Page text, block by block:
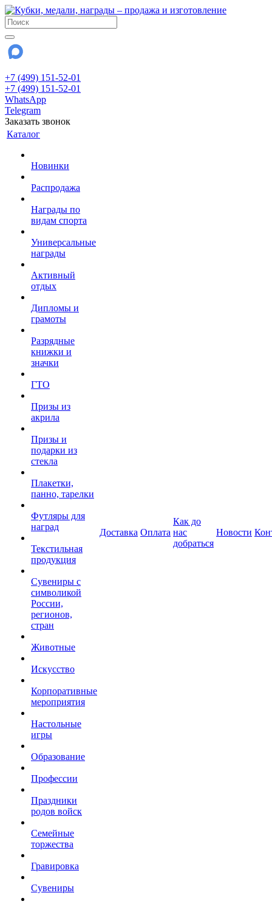
+7 (499) 151-52-01
+7 (499) 151-52-01
WhatsApp
Telegram
Заказать звонок
Каталог
Новинки
Распродажа
Награды по
видам спорта
Универсальные
награды
Активный
отдых
Дипломы и
грамоты
Разрядные
книжки и
значки
ГТО
Призы из
акрила
Призы и
подарки из
стекла
Плакетки,
панно, тарелки
Футляры для
наград
Текстильная
продукция
Сувениры с
символикой
России,
регионов,
стран
Животные
Искусство
Корпоративные
мероприятия
Настольные
игры
Образование
Профессии
Праздники
родов войск
Семейные
торжества
Гравировка
Сувениры
Доставка Оплата
Как до
нас
добраться
Новости